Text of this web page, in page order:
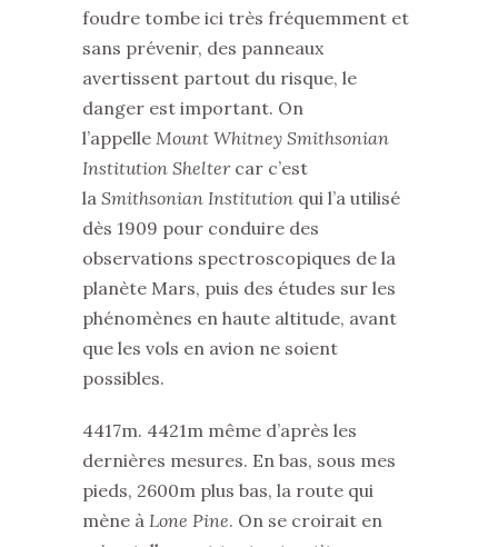
foudre tombe ici très fréquemment et
sans prévenir, des panneaux
avertissent partout du risque, le
danger est important. On
l’appelle Mount Whitney Smithsonian
Institution Sheltercar c’est
la Smithsonian Institution qui l’a utilisé
dès 1909 pour conduire des
observations spectroscopiques de la
planète Mars, puis des études sur les
phénomènes en haute altitude, avant
que les vols en avion ne soient
possibles.
4417m. 4421m même d’après les
dernières mesures. En bas, sous mes
pieds, 2600m plus bas, la route qui
mène à Lone Pine. On se croirait en